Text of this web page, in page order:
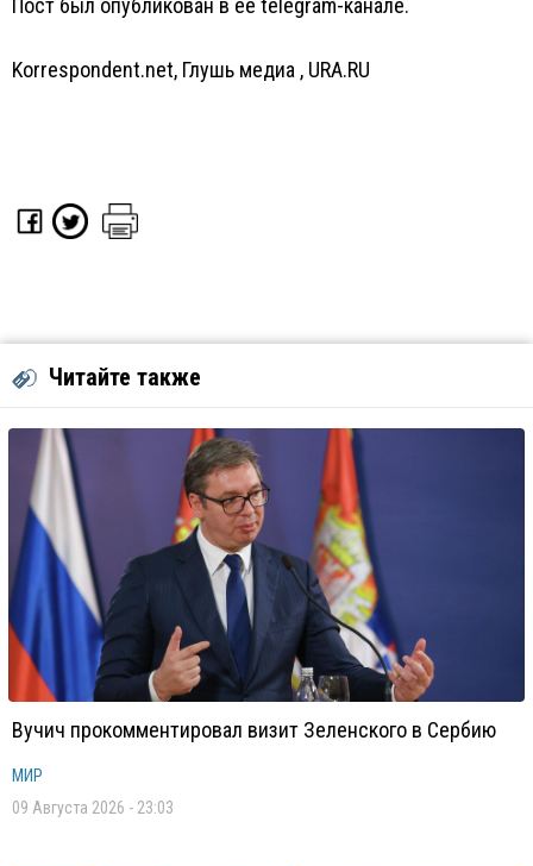
Пост был опубликован в ее telegram-канале.
Korrespondent.net, Глушь медиа , URA.RU
Читайте также
Вучич прокомментировал визит Зеленского в Сербию
МИР
09 Августа 2026 - 23:03